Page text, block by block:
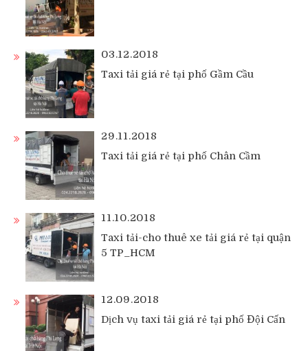
03.12.2018
Taxi tải giá rẻ tại phố Gầm Cầu
29.11.2018
Taxi tải giá rẻ tại phố Chân Cầm
11.10.2018
Taxi tải-cho thuê xe tải giá rẻ tại quận
5 TP_HCM
12.09.2018
Dịch vụ taxi tải giá rẻ tại phố Đội Cấn